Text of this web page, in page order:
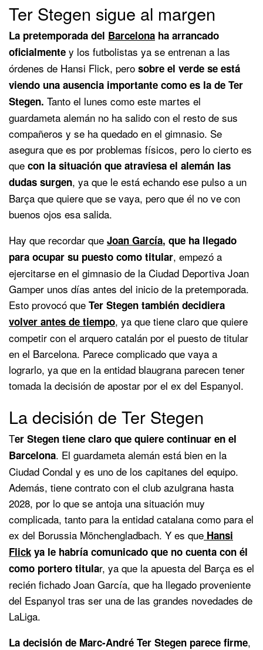
Ter Stegen sigue al margen
La pretemporada del Barcelona ha arrancado
oficialmente y los futbolistas ya se entrenan a las
órdenes de Hansi Flick, pero sobre el verde se está
viendo una ausencia importante como es la de Ter
Stegen. Tanto el lunes como este martes el
guardameta alemán no ha salido con el resto de sus
compañeros y se ha quedado en el gimnasio. Se
asegura que es por problemas físicos, pero lo cierto es
que con la situación que atraviesa el alemán las
dudas surgen, ya que le está echando ese pulso a un
Barça que quiere que se vaya, pero que él no ve con
buenos ojos esa salida.
Hay que recordar que Joan García, que ha llegado
para ocupar su puesto como titular, empezó a
ejercitarse en el gimnasio de la Ciudad Deportiva Joan
Gamper unos días antes del inicio de la pretemporada.
Esto provocó que Ter Stegen también decidiera
volver antes de tiempo, ya que tiene claro que quiere
competir con el arquero catalán por el puesto de titular
en el Barcelona. Parece complicado que vaya a
lograrlo, ya que en la entidad blaugrana parecen tener
tomada la decisión de apostar por el ex del Espanyol.
La decisión de Ter Stegen
Ter Stegen tiene claro que quiere continuar en el
Barcelona. El guardameta alemán está bien en la
Ciudad Condal y es uno de los capitanes del equipo.
Además, tiene contrato con el club azulgrana hasta
2028, por lo que se antoja una situación muy
complicada, tanto para la entidad catalana como para el
ex del Borussia Mönchengladbach. Y es que Hansi
Flick ya le habría comunicado que no cuenta con él
como portero titular, ya que la apuesta del Barça es el
recién fichado Joan García, que ha llegado proveniente
del Espanyol tras ser una de las grandes novedades de
LaLiga.
La decisión de Marc-André Ter Stegen parece firme,